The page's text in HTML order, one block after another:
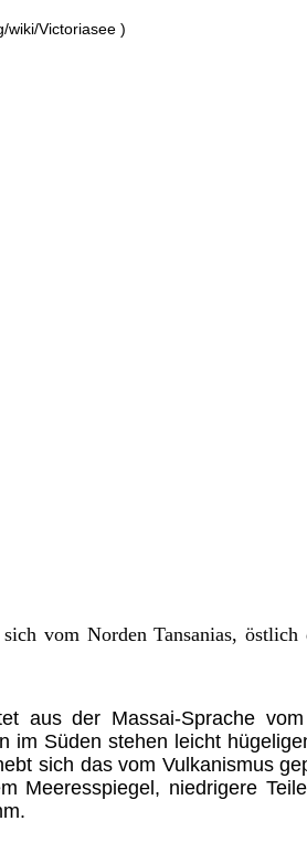
wiki/Victoriasee )
vom Norden Tansanias,
aus der Massai-Sprache
im Süden stehen leicht
sich das vom Vulkanismus
Meeresspiegel, niedrigere